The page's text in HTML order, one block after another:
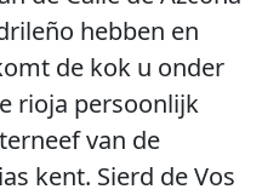
hebben en
de kok u onder
rioja persoonlijk
van de
kent. Sierd de Vos